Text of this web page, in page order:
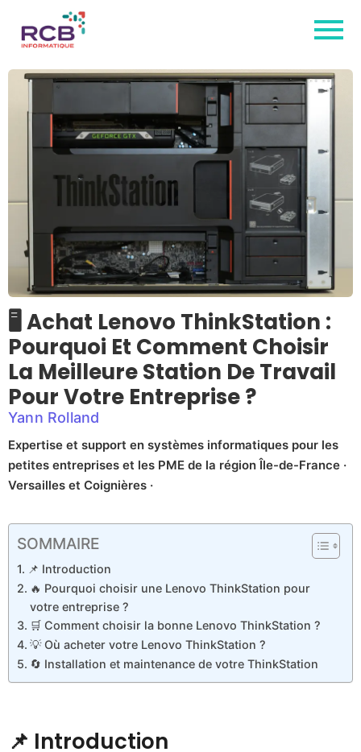
🖥 Achat Lenovo ThinkStation :
Pourquoi Et Comment Choisir
La Meilleure Station De Travail
Pour Votre Entreprise ?
Yann Rolland
Expertise et support en systèmes informatiques pour les
petites entreprises et les PME de la région Île-de-France ·
Versailles et Coignières ·
SOMMAIRE
📌 Introduction
🔥 Pourquoi choisir une Lenovo ThinkStation pour
votre entreprise ?
🛒 Comment choisir la bonne Lenovo ThinkStation ?
💡 Où acheter votre Lenovo ThinkStation ?
🔄 Installation et maintenance de votre ThinkStation
📌 Introduction